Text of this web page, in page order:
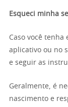
Esqueci minha
Caso você tenha
aplicativo ou no
e seguir as
Geralmente, é
nascimento e